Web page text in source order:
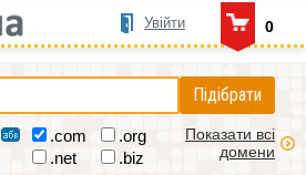
0
Увійти
Підібрати
.com
.org
.net .biz
Показати всі
домени